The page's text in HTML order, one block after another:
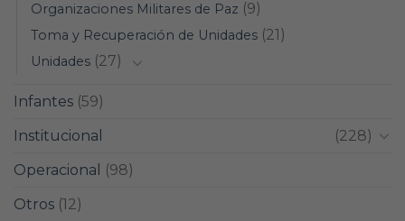
Organizaciones Militares de Paz (9)
Toma y Recuperación de Unidades (21)
Unidades (27)
Infantes (59)
Institucional
(228)
Operacional
(98)
Otros (12)